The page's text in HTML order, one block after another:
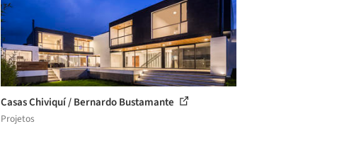
Casas Chiviquí / Bernardo Bustamante
Projetos